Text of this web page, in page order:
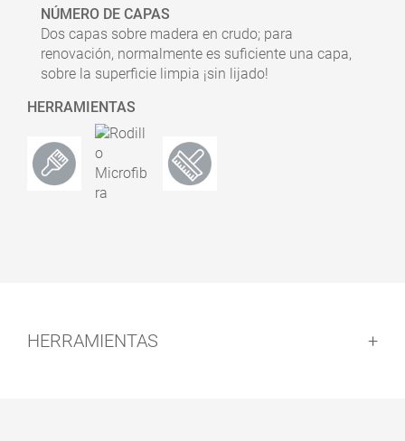
NÚMERO DE CAPAS
Dos capas sobre madera en crudo; para
renovación, normalmente es suficiente una capa,
sobre la superficie limpia ¡sin lijado!
HERRAMIENTAS
HERRAMIENTAS